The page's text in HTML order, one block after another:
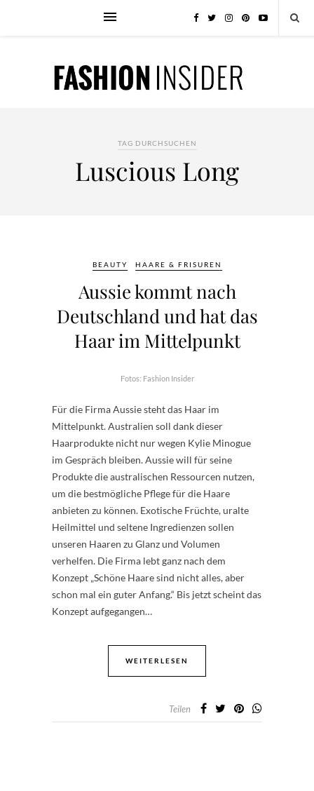
TAG DURCHSUCHEN
Luscious Long
BEAUTY HAARE & FRISUREN
Aussie kommt nach
Deutschland und hat das
Haar im Mittelpunkt
Fotos: Fashion Insider
Für die Firma Aussie steht das Haar im
Mittelpunkt. Australien soll dank dieser
Haarprodukte nicht nur wegen Kylie Minogue
im Gespräch bleiben. Aussie will für seine
Produkte die australischen Ressourcen nutzen,
um die bestmögliche Pflege für die Haare
anbieten zu können. Exotische Früchte, uralte
Heilmittel und seltene Ingredienzen sollen
unseren Haaren zu Glanz und Volumen
verhelfen. Die Firma lebt ganz nach dem
Konzept „Schöne Haare sind nicht alles, aber
schon mal ein guter Anfang.“ Bis jetzt scheint das
Konzept aufgegangen…
WEITERLESEN
Teilen